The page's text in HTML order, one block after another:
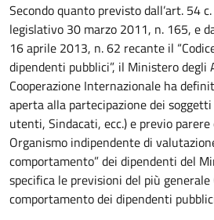
Secondo quanto previsto dall’art. 54
legislativo 30 marzo 2011, n. 165, e
16 aprile 2013, n. 62 recante il
dipendenti pubblici”, il Ministero degli
Cooperazione Internazionale ha
aperta alla partecipazione dei
utenti, Sindacati, ecc.) e previo
Organismo indipendente di
comportamento” dei dipendenti del
specifica le previsioni del più generale
comportamento dei dipendenti